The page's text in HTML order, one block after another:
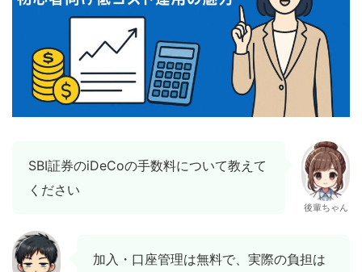
SBI証券のiDeCoの手数料について教えて
ください
後輩ちゃん
加入・口座管理は無料で、実際の負担は